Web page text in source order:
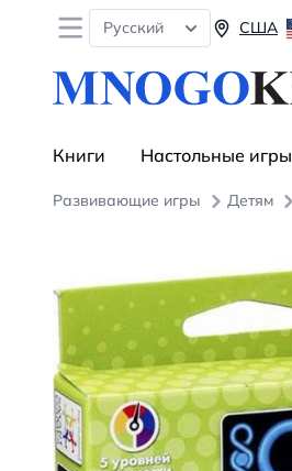
Open menu
Русский США
Книги Настольные игры
Развивающие игры Детям